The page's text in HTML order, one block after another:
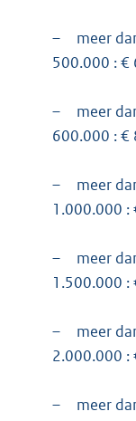
–
meer
500.000 : €
–
meer
600.000 : €
–
meer
1.000.000 :
–
meer
1.500.000 :
–
meer
2.000.000 :
– meer